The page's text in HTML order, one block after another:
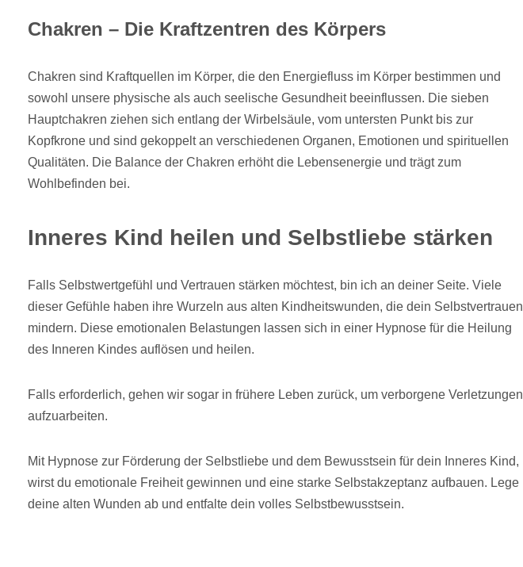
Chakren – Die Kraftzentren des Körpers
Chakren sind Kraftquellen im Körper, die den Energiefluss im Körper bestimmen und
sowohl unsere physische als auch seelische Gesundheit beeinflussen. Die sieben
Hauptchakren ziehen sich entlang der Wirbelsäule, vom untersten Punkt bis zur
Kopfkrone und sind gekoppelt an verschiedenen Organen, Emotionen und spirituellen
Qualitäten. Die Balance der Chakren erhöht die Lebensenergie und trägt zum
Wohlbefinden bei.
Inneres Kind heilen und Selbstliebe stärken
Falls Selbstwertgefühl und Vertrauen stärken möchtest, bin ich an deiner Seite. Viele
dieser Gefühle haben ihre Wurzeln aus alten Kindheitswunden, die dein Selbstvertrauen
mindern. Diese emotionalen Belastungen lassen sich in einer Hypnose für die Heilung
des Inneren Kindes auflösen und heilen.
Falls erforderlich, gehen wir sogar in frühere Leben zurück, um verborgene Verletzungen
aufzuarbeiten.
Mit Hypnose zur Förderung der Selbstliebe und dem Bewusstsein für dein Inneres Kind,
wirst du emotionale Freiheit gewinnen und eine starke Selbstakzeptanz aufbauen. Lege
deine alten Wunden ab und entfalte dein volles Selbstbewusstsein.